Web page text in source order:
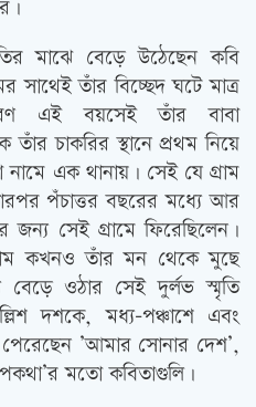
মাঝে বেড়ে উঠেছেন কবি
সাথেই তাঁর বিচ্ছেদ ঘটে মাত্র
এই বয়সেই তাঁর বাবা
চাকরির স্থানে প্রথম নিয়ে
এক থানায়। সেই যে গ্রাম
পঁচাত্তর বছরের মধ্যে আর
জন্য সেই গ্রামে ফিরেছিলেন।
কখনও তাঁর মন থেকে মুছে
বেড়ে ওঠার সেই দুর্লভ স্মৃতি
দশকে, মধ্য-পঞ্চাশে এবং
‌’আমার সোনার দেশ’,
মতো কবিতাগুলি।